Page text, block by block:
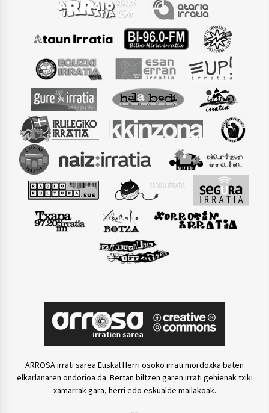
ARROSA irrati sarea Euskal Herri osoko irrati mordoxka baten
elkarlanaren ondorioa da. Bertan biltzen garen irrati gehienak txiki
xamarrak gara, herri edo eskualde mailakoak.